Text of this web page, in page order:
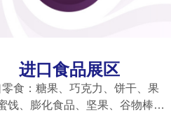
进口食品展区
食：糖果、巧克力、饼干、果
饯、膨化食品、坚果、谷物棒、